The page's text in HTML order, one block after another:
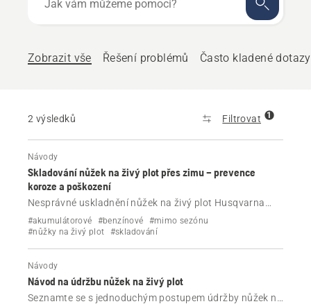
vám
Zobrazit vše
Řešení problémů Často kladené dotazy
2 výsledků Filtrovat 1
Návody
Skladování nůžek na živý plot přes zimu – prevence
koroze a poškození
Nesprávné uskladnění nůžek na živý plot Husqvarna
může způsobit vznik rzi, poškození akumulátoru
a problémy s motorem. Postupujte podle těchto
#akumulátorové #benzínové
#mimo sezónu
#nůžky na živý plot
#skladování
Návody
Návod na údržbu nůžek na živý plot
Seznamte se s jednoduchým postupem údržby nůžek na